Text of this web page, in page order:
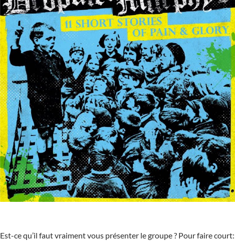
Est-ce qu’il faut vraiment vous présenter le groupe ? Pour faire court: